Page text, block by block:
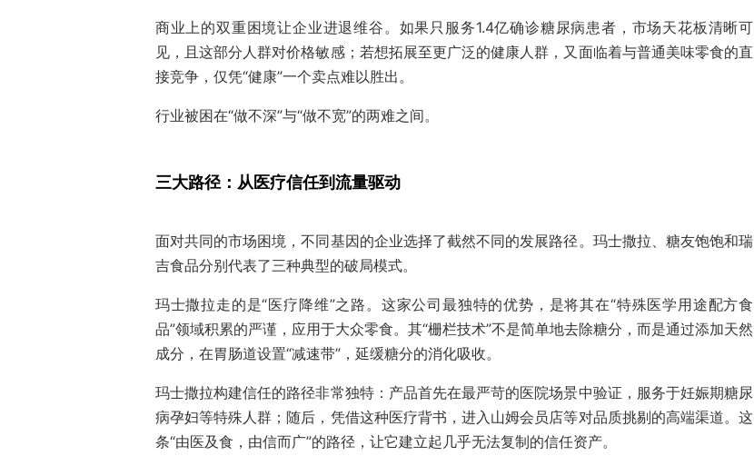
商业上的双重困境让企业进退维谷。如果只服务1.4亿确诊糖尿病患者，市场天花板清晰可
见，且这部分人群对价格敏感；若想拓展至更广泛的健康人群，又面临着与普通美味零食的直
接竞争，仅凭“健康”一个卖点难以胜出。
行业被困在“做不深”与“做不宽”的两难之间。
三大路径：从医疗信任到流量驱动
面对共同的市场困境，不同基因的企业选择了截然不同的发展路径。玛士撒拉、糖友饱饱和瑞
吉食品分别代表了三种典型的破局模式。
玛士撒拉走的是“医疗降维”之路。这家公司最独特的优势，是将其在“特殊医学用途配方食
品”领域积累的严谨，应用于大众零食。其“栅栏技术”不是简单地去除糖分，而是通过添加天然
成分，在胃肠道设置“减速带”，延缓糖分的消化吸收。
玛士撒拉构建信任的路径非常独特：产品首先在最严苛的医院场景中验证，服务于妊娠期糖尿
病孕妇等特殊人群；随后，凭借这种医疗背书，进入山姆会员店等对品质挑剔的高端渠道。这
条“由医及食，由信而广”的路径，让它建立起几乎无法复制的信任资产。